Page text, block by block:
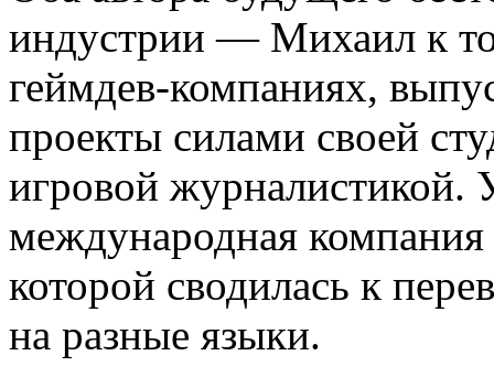
индустрии — Михаил к
геймдев-компаниях,
проекты силами своей
игровой журналистикой.
международная
которой сводилась к
на разные языки.